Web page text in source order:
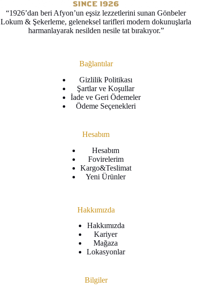
“1926’dan beri Afyon’un eşsiz lezzetlerini sunan Gönbeler
Lokum & Şekerleme, geleneksel tarifleri modern dokunuşlarla
harmanlayarak nesilden nesile tat bırakıyor.”
Bağlantılar
Gizlilik Politikası
Şartlar ve Koşullar
İade ve Geri Ödemeler
Ödeme Seçenekleri
Hesabım
Hesabım
Fovirelerim
Kargo&Teslimat
Yeni Ürünler
Hakkımızda
Hakkımızda
Kariyer
Mağaza
Lokasyonlar
Bilgiler